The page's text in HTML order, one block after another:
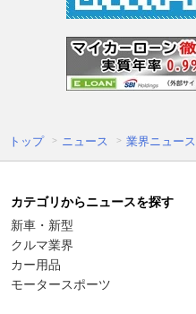
トップ ニュース 業界ニュース
カテゴリからニュースを探す
新車・新型
クルマ業界
カー用品
モータースポーツ